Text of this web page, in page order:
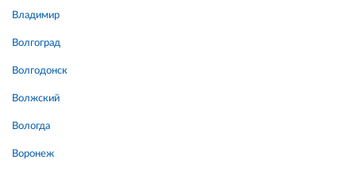
Владимир
Волгоград
Волгодонск
Волжский
Вологда
Воронеж